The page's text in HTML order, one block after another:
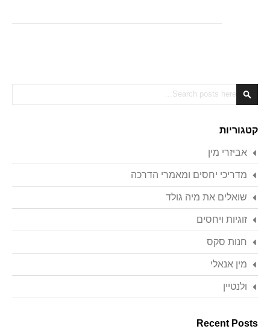
Search
Search
קטגוריות
אביזרי מין
מדריכי יחסים ומאמרי הדרכה
שואלים את מיה גולד
זוגיות ויחסים
חנות סקס
מין אנאלי
ולנטיין
Recent Posts